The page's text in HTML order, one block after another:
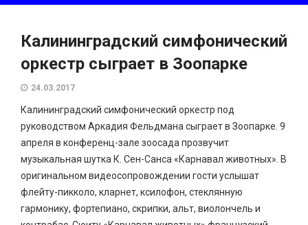
Калининградский симфонический
оркестр сыграет в Зоопарке
24.03.2017
Калининградский симфонический оркестр под
руководством Аркадия Фельдмана сыграет в Зоопарке. 9
апреля в конференц-зале зоосада прозвучит
музыкальная шутка К. Сен-Санса «Карнавал животных». В
оригинальном видеосопровождении гости услышат
флейту-пикколо, кларнет, ксилофон, стеклянную
гармонику, фортепиано, скрипки, альт, виолончель и